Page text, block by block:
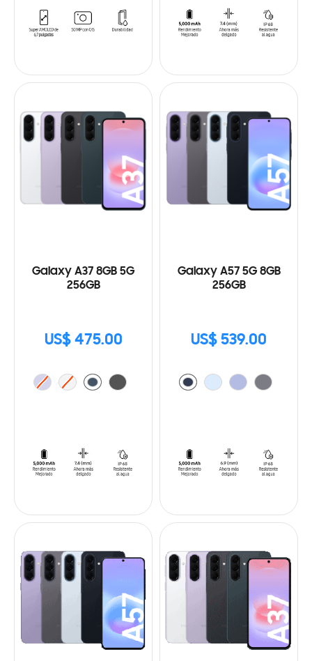
Galaxy A37 8GB 5G
256GB
US$ 475.00
Galaxy A57 5G 8GB
256GB
US$ 539.00